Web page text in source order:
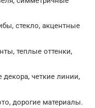
стекло, акцентные
теплые оттенки,
четкие линии,
дорогие материалы.